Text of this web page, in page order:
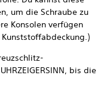
um die Schraube zu
Konsolen verfügen
bis die